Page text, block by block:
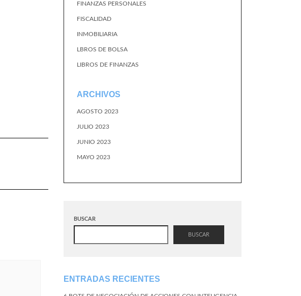
FINANZAS PERSONALES
FISCALIDAD
INMOBILIARIA
LBROS DE BOLSA
LIBROS DE FINANZAS
ARCHIVOS
AGOSTO 2023
JULIO 2023
JUNIO 2023
MAYO 2023
BUSCAR
BUSCAR
ENTRADAS RECIENTES